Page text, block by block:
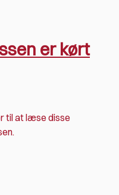
er kørt
til at læse disse